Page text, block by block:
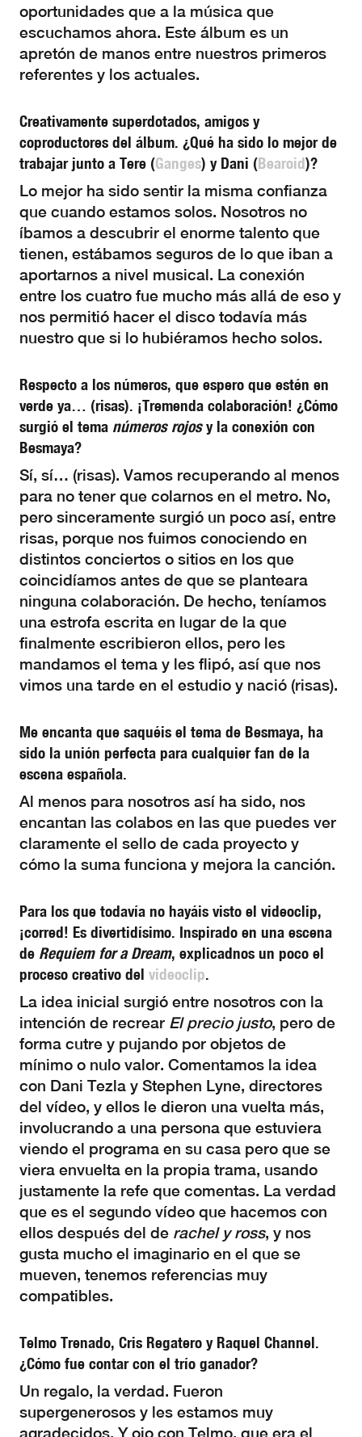
oportunidades que a la música que
escuchamos ahora. Este álbum es un
apretón de manos entre nuestros primeros
referentes y los actuales.
Creativamente superdotados, amigos y
coproductores del álbum. ¿Qué ha sido lo mejor de
trabajar junto a Tere (Ganges) y Dani (Bearoid)?
Lo mejor ha sido sentir la misma confianza
que cuando estamos solos. Nosotros no
íbamos a descubrir el enorme talento que
tienen, estábamos seguros de lo que iban a
aportarnos a nivel musical. La conexión
entre los cuatro fue mucho más allá de eso y
nos permitió hacer el disco todavía más
nuestro que si lo hubiéramos hecho solos.
Respecto a los números, que espero que estén en
verde ya… (risas). ¡Tremenda colaboración! ¿Cómo
surgió el tema números rojosy la conexión con
Besmaya?
Sí, sí… (risas). Vamos recuperando al menos
para no tener que colarnos en el metro. No,
pero sinceramente surgió un poco así, entre
risas, porque nos fuimos conociendo en
distintos conciertos o sitios en los que
coincidíamos antes de que se planteara
ninguna colaboración. De hecho, teníamos
una estrofa escrita en lugar de la que
finalmente escribieron ellos, pero les
mandamos el tema y les flipó, así que nos
vimos una tarde en el estudio y nació (risas).
Me encanta que saquéis el tema de Besmaya, ha
sido la unión perfecta para cualquier fan de la
escena española.
Al menos para nosotros así ha sido, nos
encantan las colabos en las que puedes ver
claramente el sello de cada proyecto y
cómo la suma funciona y mejora la canción.
Para los que todavía no hayáis visto el videoclip,
¡corred! Es divertidísimo. Inspirado en una escena
de Requiem for a Dream, explicadnos un poco el
proceso creativo del videoclip.
La idea inicial surgió entre nosotros con la
intención de recrear El precio justo, pero de
forma cutre y pujando por objetos de
mínimo o nulo valor. Comentamos la idea
con Dani Tezla y Stephen Lyne, directores
del vídeo, y ellos le dieron una vuelta más,
involucrando a una persona que estuviera
viendo el programa en su casa pero que se
viera envuelta en la propia trama, usando
justamente la refe que comentas. La verdad
que es el segundo vídeo que hacemos con
ellos después del de rachel y ross, y nos
gusta mucho el imaginario en el que se
mueven, tenemos referencias muy
compatibles.
Telmo Trenado, Cris Regatero y Raquel Channel.
¿Cómo fue contar con el trío ganador?
Un regalo, la verdad. Fueron
supergenerosos y les estamos muy
agradecidos. Y ojo con Telmo, que era el